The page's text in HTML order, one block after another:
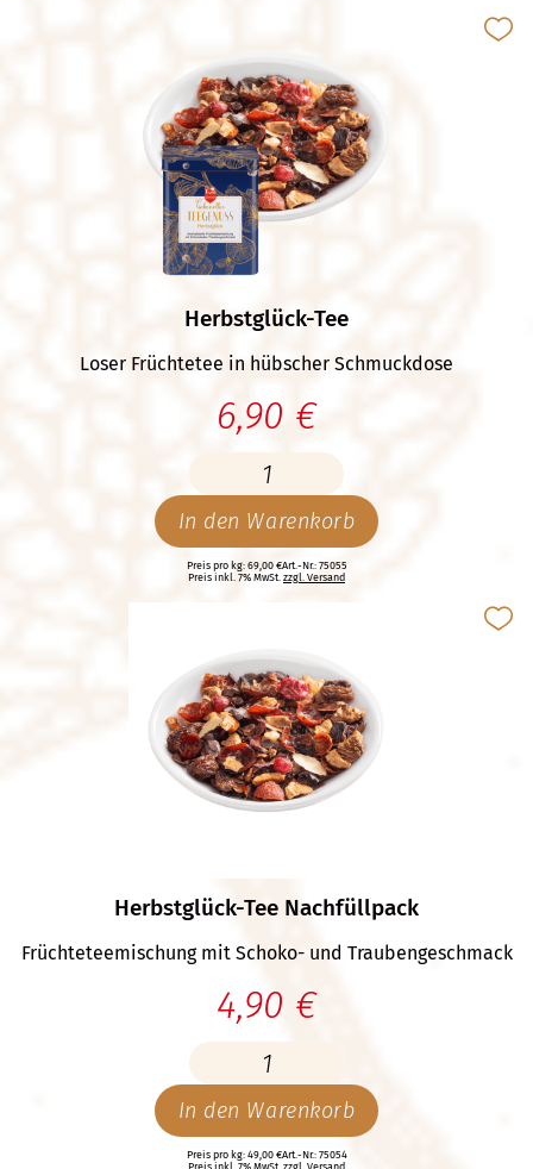
Herbstglück-Tee
Loser Früchtetee in hübscher Schmuckdose
6,90 €
In den Warenkorb
Preis pro kg: 69,00 €Art.-Nr.: 75055
Preis inkl. 7% MwSt. zzgl. Versand
Herbstglück-Tee Nachfüllpack
Früchteteemischung mit Schoko- und Traubengeschmack
4,90 €
In den Warenkorb
Preis pro kg: 49,00 €Art.-Nr.: 75054